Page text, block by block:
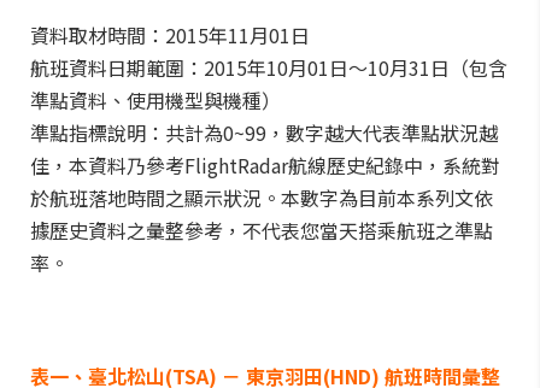
資料取材時間：2015年11月01日
航班資料日期範圍：2015年10月01日～10月31日（包含
準點資料、使用機型與機種）
準點指標說明：共計為0~99，數字越大代表準點狀況越
佳，本資料乃參考FlightRadar航線歷史紀錄中，系統對
於航班落地時間之顯示狀況。本數字為目前本系列文依
據歷史資料之彙整參考，不代表您當天搭乘航班之準點
率。
表一、臺北松山(TSA) － 東京羽田(HND) 航班時間彙整